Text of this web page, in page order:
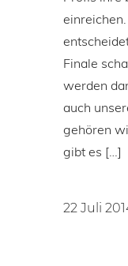
Finale
werden
auch
gehören
gibt es […]
22 Juli